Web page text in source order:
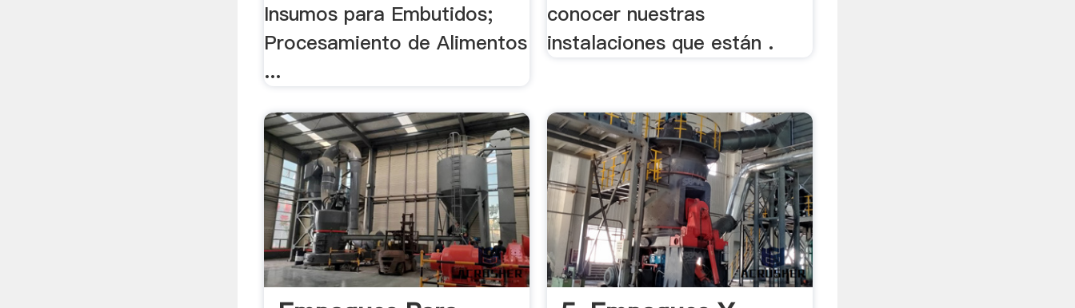
Insumos para Embutidos;
Procesamiento de Alimentos
...
conocer nuestras
instalaciones que están .